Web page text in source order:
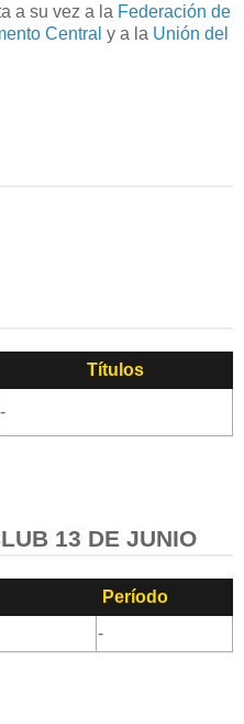
a su vez a la Federación de
Central y a la Unión del
Títulos
-
13 DE JUNIO
Período
-